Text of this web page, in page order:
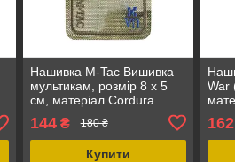
Нашивка M-Tac Вишивка
мультикам, розмір 8 х 5
см, матеріал Cordura
кріплення
144₴ 180 ₴
Купити
War
162